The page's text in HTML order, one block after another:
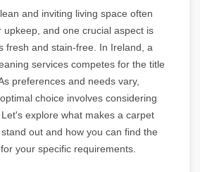
and inviting living space often
upkeep, and one crucial aspect is
fresh and stain-free. In Ireland, a
services competes for the title
preferences and needs vary,
choice involves considering
explore what makes a carpet
out and how you can find the
your specific requirements.